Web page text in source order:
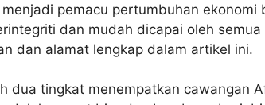
pemacu pertumbuhan ekonomi
dan mudah dicapai oleh
dan alamat lengkap dalam artikel ini.